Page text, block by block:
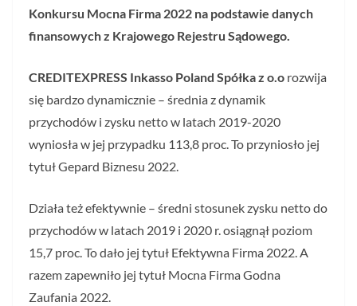
Konkursu Mocna Firma 2022 na podstawie danych
finansowych z Krajowego Rejestru Sądowego.
CREDITEXPRESS Inkasso Poland Spółka z o.o rozwija
się bardzo dynamicznie – średnia z dynamik
przychodów i zysku netto w latach 2019-2020
wyniosła w jej przypadku 113,8 proc. To przyniosło jej
tytuł Gepard Biznesu 2022.
Działa też efektywnie – średni stosunek zysku netto do
przychodów w latach 2019 i 2020 r. osiągnął poziom
15,7 proc. To dało jej tytuł Efektywna Firma 2022. A
razem zapewniło jej tytuł Mocna Firma Godna
Zaufania 2022.